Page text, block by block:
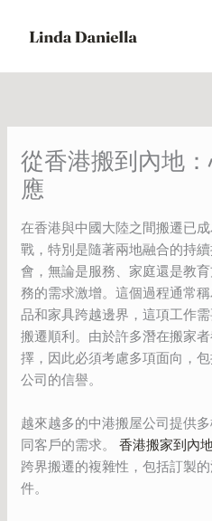
從香港搬到內地
應
在香港與中國大陸之間搬遷已
戰，特別是隨著兩地融合的持
會，無論是服務、家庭還是教
務的需求激增。這個過程通常
品和家具跨越邊界，這項工作
搬遷順利。由於許多潛在搬家
擇，因此必須考慮多項面向，
公司的信譽。
越來越多的中港搬屋公司提供
同客戶的需求。香港搬家到內
跨界搬遷的複雜性，包括訂製
件。